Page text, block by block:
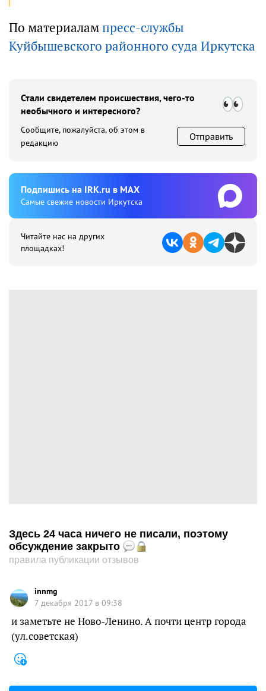
По материалампресс-службы
Куйбышевского районного суда Иркутска
Стали свидетелем происшествия, чего-то
необычного и интересного?
Сообщите, пожалуйста, об этом в
редакцию
Отправить
Подпишиcь на IRK.ru в MAX
Cамые свежие новости Иркутска
Читайте нас на других
площадках!
Здесь 24 часа ничего не писали, поэтому
обсуждение закрыто
правила публикации отзывов
innmg
7 декабря 2017 в 09:38
и заметьте не Ново-Ленино. А почти центр города
(ул.советская)